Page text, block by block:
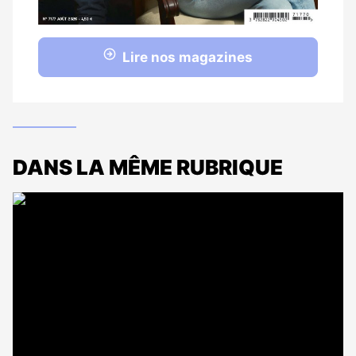
Lire nos magazines
DANS LA MÊME RUBRIQUE